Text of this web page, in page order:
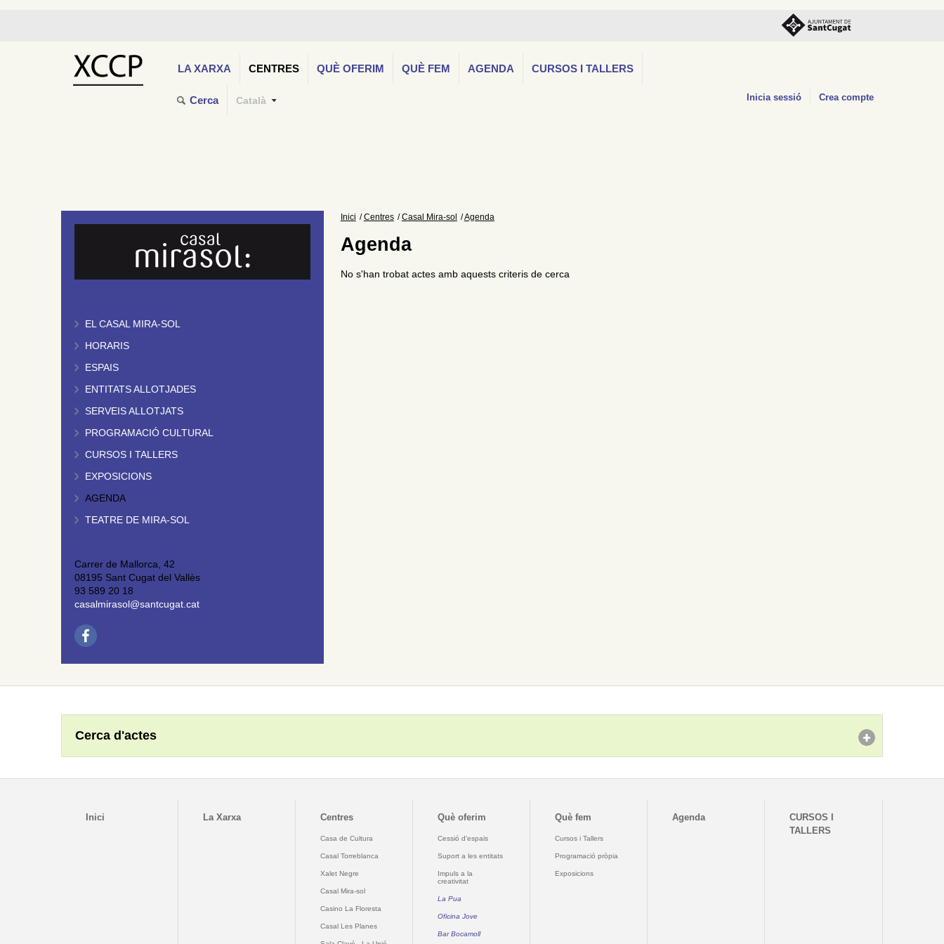
LA XARXA CENTRES QUÈ OFERIM QUÈ FEM AGENDA CURSOS I TALLERS
Cerca Català Inicia sessió Crea compte
EL CASAL MIRA-SOL
HORARIS
ESPAIS
ENTITATS ALLOTJADES
SERVEIS ALLOTJATS
PROGRAMACIÓ CULTURAL
CURSOS I TALLERS
EXPOSICIONS
AGENDA
TEATRE DE MIRA-SOL
Carrer de Mallorca, 42
08195 Sant Cugat del Vallès
93 589 20 18
casalmirasol@santcugat.cat
Inici Centres Casal Mira-sol Agenda
Agenda
No s'han trobat actes amb aquests criteris de cerca
Cerca d'actes
Inici La Xarxa Centres
Casa de Cultura
Casal Torreblanca
Xalet Negre
Casal Mira-sol
Casino La Floresta
Casal Les Planes
Què oferim
Cessió d'espais
Suport a les entitats
Impuls a la
creativitat
La Pua
Oficina Jove
Bar Bocamoll
Què fem
Cursos i Tallers
Programació pròpia
Exposicions
Agenda
CURSOS I
TALLERS